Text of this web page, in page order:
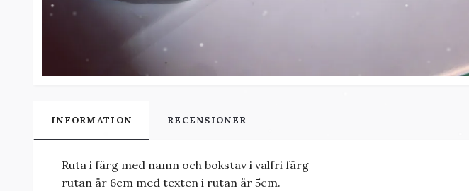
INFORMATION RECENSIONER
Ruta i färg med namn och bokstav i valfri färg
rutan är 6cm med texten i rutan är 5cm.